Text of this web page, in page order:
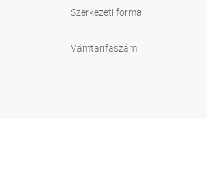
Szerkezeti forma
Vámtarifaszám